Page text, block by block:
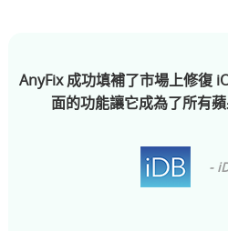
AnyFix 成功填補了市場上修復
面的功能讓它成為了所有
-